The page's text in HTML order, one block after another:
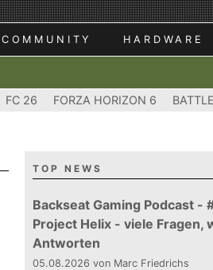
COMMUNITY HARDWARE
FC 26 FORZA HORIZON 6
TOP NEWS
Backseat Gaming Podcast -
Project Helix - viele Fragen,
Antworten
05.08.2026 von Marc Friedrichs